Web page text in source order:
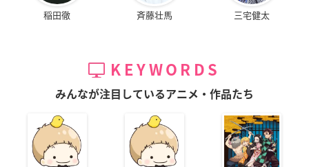
稲田徹 斉藤壮馬 三宅健太
KEYWORDS
みんなが注目しているアニメ・作品たち